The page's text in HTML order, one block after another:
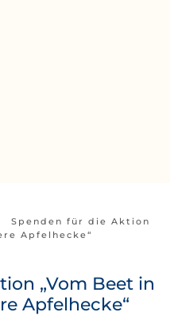
Spenden für die Aktion
Apfelhecke“
„Vom Beet in
Apfelhecke“